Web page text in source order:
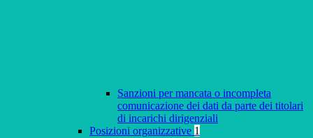
Sanzioni per mancata o incompleta
comunicazione dei dati da parte dei titolari
di incarichi dirigenziali
Posizioni organizzative 1